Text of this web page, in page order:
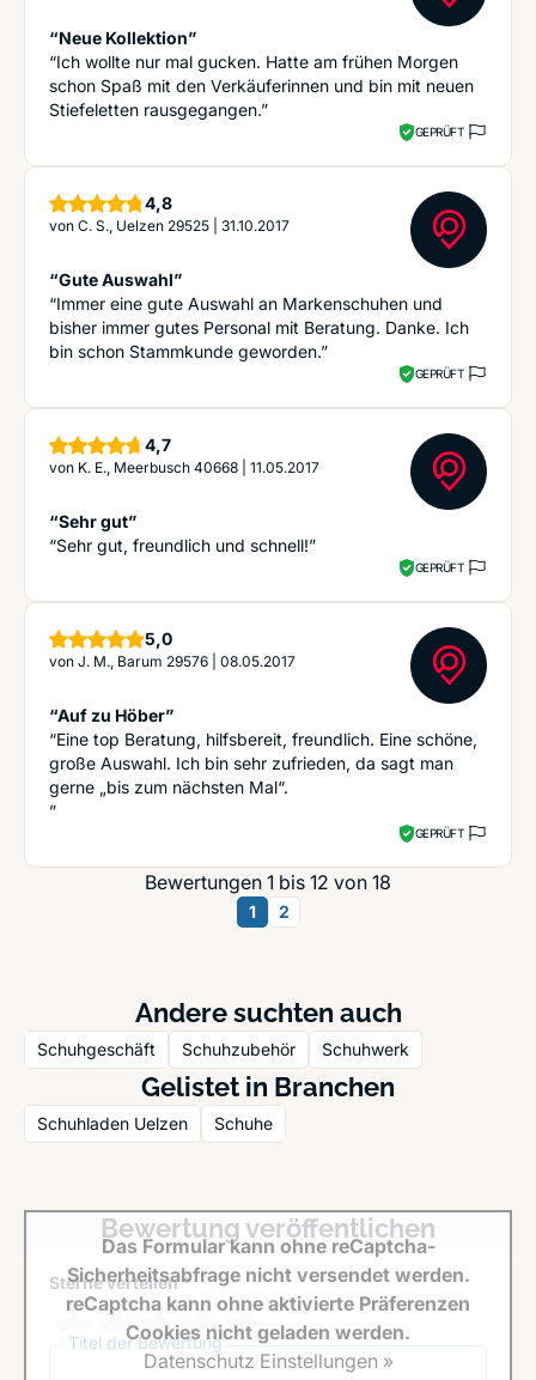
“Neue Kollektion”
“Ich wollte nur mal gucken. Hatte am frühen Morgen
schon Spaß mit den Verkäuferinnen und bin mit neuen
Stiefeletten rausgegangen.”
GEPRÜFT
4,8Sterne
von C. S., Uelzen 29525 31.10.2017
“Gute Auswahl”
“Immer eine gute Auswahl an Markenschuhen und
bisher immer gutes Personal mit Beratung. Danke. Ich
bin schon Stammkunde geworden.”
GEPRÜFT
4,7Sterne
von K. E., Meerbusch 40668 11.05.2017
“Sehr gut”
“Sehr gut, freundlich und schnell!”
GEPRÜFT
5,0Sterne
von J. M., Barum 29576 08.05.2017
“Auf zu Höber”
“Eine top Beratung, hilfsbereit, freundlich. Eine schöne,
große Auswahl. Ich bin sehr zufrieden, da sagt man
gerne „bis zum nächsten Mal“.
”
GEPRÜFT
Bewertungen 1 bis 12 von 18
1 2
Andere suchten auch
Schuhgeschäft Schuhzubehör Schuhwerk
Gelistet in Branchen
Schuhladen Uelzen Schuhe
Bewertung veröffentlichen
Sterne verteilen *
Titel der Bewertung
Das Formular kann ohne reCaptcha-
Sicherheitsabfrage nicht versendet werden.
reCaptcha kann ohne aktivierte Präferenzen
Cookies nicht geladen werden.
Datenschutz Einstellungen »